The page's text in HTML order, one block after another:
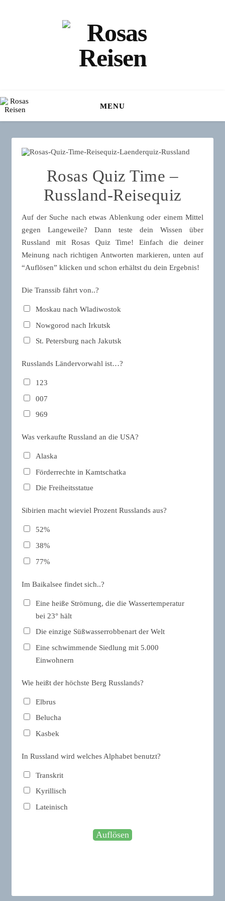
MENU
Rosas Quiz Time –
Russland-Reisequiz
Auf der Suche nach etwas Ablenkung oder einem Mittel
gegen Langeweile? Dann teste dein Wissen über
Russland mit Rosas Quiz Time! Einfach die deiner
Meinung nach richtigen Antworten markieren, unten auf
“Auflösen” klicken und schon erhältst du dein Ergebnis!
Die Transsib fährt von..?
Moskau nach Wladiwostok
Nowgorod nach Irkutsk
St. Petersburg nach Jakutsk
Russlands Ländervorwahl ist…?
123
007
969
Was verkaufte Russland an die USA?
Alaska
Förderrechte in Kamtschatka
Die Freiheitsstatue
Sibirien macht wieviel Prozent Russlands aus?
52%
38%
77%
Im Baikalsee findet sich..?
Eine heiße Strömung, die die Wassertemperatur
bei 23° hält
Die einzige Süßwasserrobbenart der Welt
Eine schwimmende Siedlung mit 5.000
Einwohnern
Wie heißt der höchste Berg Russlands?
Elbrus
Belucha
Kasbek
In Russland wird welches Alphabet benutzt?
Transkrit
Kyrillisch
Lateinisch